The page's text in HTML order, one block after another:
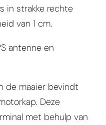
in strakke rechte
van 1 cm.
antenne en
de maaier bevindt
Deze
met behulp van